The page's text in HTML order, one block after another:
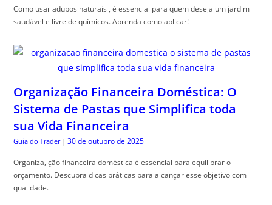
Como usar adubos naturais , é essencial para quem deseja um jardim
saudável e livre de químicos. Aprenda como aplicar!
Organização Financeira Doméstica: O
Sistema de Pastas que Simplifica toda
sua Vida Financeira
Guia do Trader | 30 de outubro de 2025
Organiza, ção financeira doméstica é essencial para equilibrar o
orçamento. Descubra dicas práticas para alcançar esse objetivo com
qualidade.